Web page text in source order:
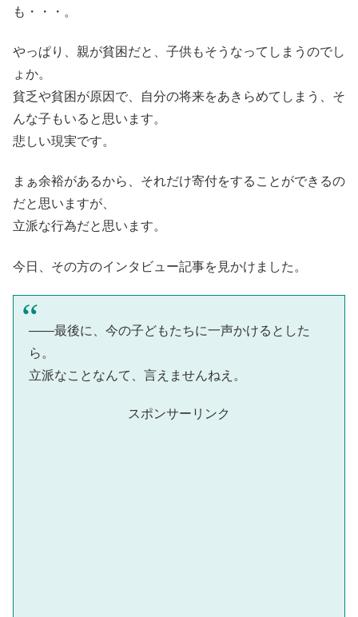
も・・・。
やっぱり、親が貧困だと、子供もそうなってしまうのでし
ょか。
貧乏や貧困が原因で、自分の将来をあきらめてしまう、そ
んな子もいると思います。
悲しい現実です。
まぁ余裕があるから、それだけ寄付をすることができるの
だと思いますが、
立派な行為だと思います。
今日、その方のインタビュー記事を見かけました。
――最後に、今の子どもたちに一声かけるとした
ら。
立派なことなんて、言えませんねえ。
スポンサーリンク